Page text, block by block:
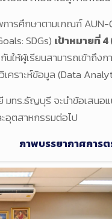
รศึกษาตามเกณฑ์ AUN-
SDGs) เป้าหมายที่
นให้ผู้เรียนสามารถเข้าถึ
คราะห์ข้อมูล (Data
มทร.ธัญบุรี จะนำข้อเสน
อุตสาหกรรมต่อไป
ภาพบรรยากาศการ